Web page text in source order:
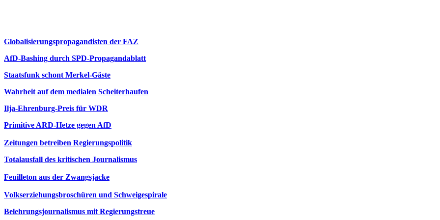
Globalisierungspropagandisten der FAZ
AfD-Bashing durch SPD-Propagandablatt
Staatsfunk schont Merkel-Gäste
Wahrheit auf dem medialen Scheiterhaufen
Ilja-Ehrenburg-Preis für WDR
Primitive ARD-Hetze gegen AfD
Zeitungen betreiben Regierungspolitik
Totalausfall des kritischen Journalismus
Feuilleton aus der Zwangsjacke
Volkserziehungsbroschüren und Schweigespirale
Belehrungsjournalismus mit Regierungstreue